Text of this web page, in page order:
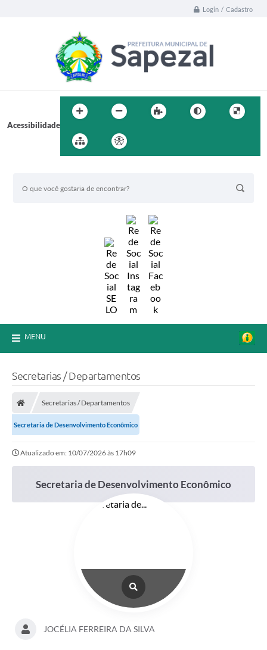
Login / Cadastro
Acessibilidade
MENU
Secretarias / Departamentos
Secretarias / Departamentos
Secretaria de Desenvolvimento Econômico
Atualizado em: 10/07/2026 às 17h09
Secretaria de Desenvolvimento Econômico
JOCÉLIA FERREIRA DA SILVA